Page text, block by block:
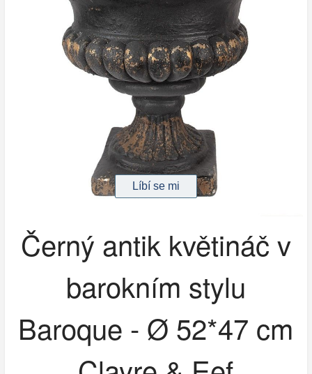
Černý antik květináč v
barokním stylu
Baroque - Ø 52*47 cm